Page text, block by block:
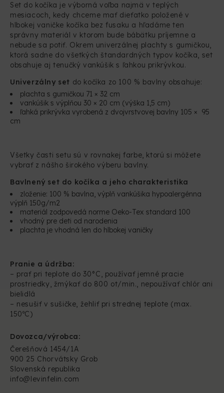
Set do kočíka je výborná voľba najmä v teplých
mesiacoch, kedy chceme mať dieťatko položené v
hlbokej vaničke kočíka bez fusaku a hľadáme ten
správny materiál v ktorom bude bábätku príjemne a
nebude sa potiť. Okrem univerzálnej plachty s gumičkou,
ktorá sadne do všetkých štandardných typov kočíka, set
obsahuje aj tenučký vankúšik s ľahkou prikrývkou.
Univerzálny set do kočíka zo 100 % bavlny obsahuje:
plachta s gumičkou 71 × 32 cm
vankúšik s výplňou 30 × 20 cm (výška 1,5 cm)
ľahká prikrývka vyrobená z dvojvrstvovej bavlny 105 × 95
cm
Všetky časti setu sú v rovnakej farbe, ktorú si môžete
vybrať z nášho širokého výberu bavlny.
Bavlnený set do kočíka a jeho charakteristika
zloženie: 100 % bavlna, výplň vankúšika hypoalergénna
výplň 150g/m2
materiál zodpovedá norme Oeko-Tex standard 100
vhodný pre deti od narodenia
plachta je vhodná len do hlbokej vaničky
Pranie a údržba:
– prať pri teplote do 30°C, používať jemné pracie
prostriedky, žmýkať do 800 ot/min., nepoužívať chlór ani
bielidlá
– nesušiť v sušičke, žehliť pri strednej teplote (max.
150ºC)
Dovozca/výrobca:
Čerešňová 1454/1A
900 25 Chorvátsky Grob
Slovenská republika
info@levinfelin.com